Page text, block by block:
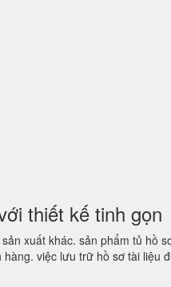
thiết kế tinh gọn
xuất khác. sản phẩm tủ hồ
việc lưu trữ hồ sơ tài liệu